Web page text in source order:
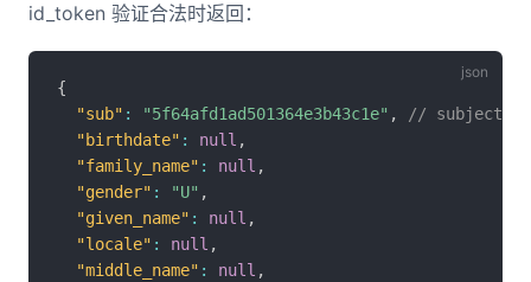
id_token 验证合法时返回：
{
"sub" : "5f64afd1ad501364e3b43c1e" ,
// subject 的
"birthdate" : null ,
"family_name" : null ,
"gender" : "U" ,
"given_name" : null ,
"locale" : null ,
"middle_name" : null ,